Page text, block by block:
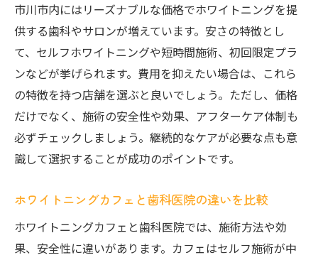
口コミで話題の前歯自宅ケア実践法を紹介
市川で手軽にできる前歯ホワイトニングケ
ア
市川市内にはリーズナブルな価格でホワイトニングを提
供する歯科やサロンが増えています。安さの特徴とし
て、セルフホワイトニングや短時間施術、初回限定プラ
ンなどが挙げられます。費用を抑えたい場合は、これら
の特徴を持つ店舗を選ぶと良いでしょう。ただし、価格
だけでなく、施術の安全性や効果、アフターケア体制も
必ずチェックしましょう。継続的なケアが必要な点も意
識して選択することが成功のポイントです。
ホワイトニングカフェと歯科医院の違いを比較
ホワイトニングカフェと歯科医院では、施術方法や効
果、安全性に違いがあります。カフェはセルフ施術が中